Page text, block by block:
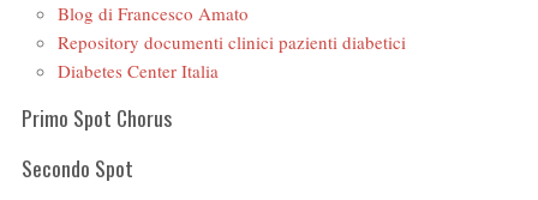
Blog di Francesco Amato
Repository documenti clinici pazienti diabetici
Diabetes Center Italia
Primo Spot Chorus
Secondo Spot